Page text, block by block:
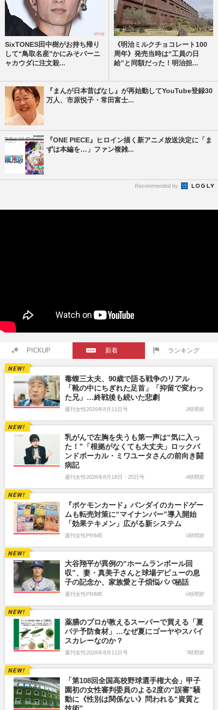
SixTONES田中樹がお持ち帰り
して“鳥取名産”かにみそバーニ
ャカウダに注文殺...
《明治ミルクチョコレート100
周年》発売当時は“工員の日
給”と同額だった！明治担...
『まんが日本昔ばなし』が再始動してYouTube登録30
万人、市原悦子・常田富士...
『ONE PIECE』ヒロイン描く新アニメ放送決定に「ま
ずは本編を…」ファン複雑...
Recommended by
PICKUP 新着 ランキング
毒蝮三太夫、90歳で語る戦争のリアル
「靴の中にちぎれた足首」「抑留で変わっ
た兄」…終戦後も続いた悲劇
週刊女性2026年8月11日号 3時間前
乳がんで左胸を失うも第一声は“気に入っ
た！”「根拠がなくても大丈夫」ロックバ
ンドボーカル・ミワユータさんの前向き闘
病記
週刊女性2026年8月18日・25日号 4時間前
『ポケモンカード』バンダイのカードゲー
ムも転売対策に“マイナンバー”導入開始
「効果テキメン」広がる新システム
週刊女性PRIME 5時間前
大谷翔平が異例の“ホームランボール回
収”、妻・真美子さんと球場デビューの息
子の記念か、家族愛と子煩悩パパ秘話
週刊女性PRIME 6時間前
薬膳のプロが教えるスーパーで買える「夏
バテ予防食材」…なぜ夏にゴーヤやスパイ
スカレーなのか？
週刊女性2026年8月11日号 7時間前
「第108回全国高校野球選手権大会」甲子
園初の女性審判委員のよる2度の“誤審”騒
動に《性別は関係ない》問われる“資質と
技術”